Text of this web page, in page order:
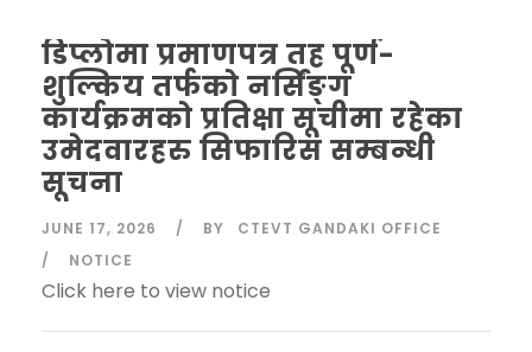
डिप्लोमा प्रमाणपत्र तह पूर्ण-
शुल्किय तर्फको नर्सिंङ्ग
कार्यक्रमको प्रतिक्षा सूचीमा रहेका
उमेदवारहरु सिफारिस सम्बन्धी
सूचना
JUNE 17, 2026 BY
CTEVT GANDAKI OFFICE
NOTICE
Click here to view notice